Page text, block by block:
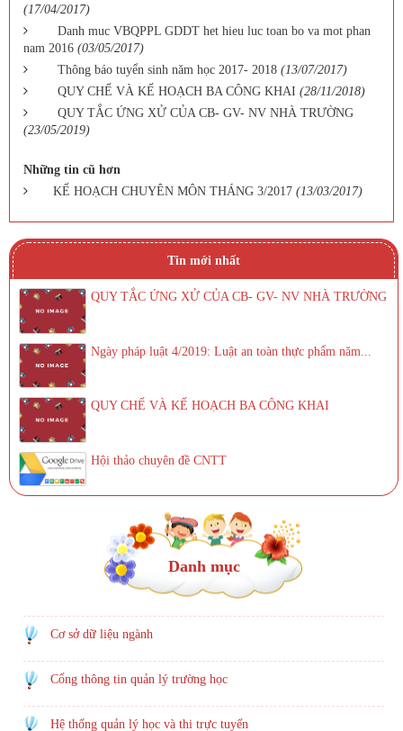
(17/04/2017)
Danh muc VBQPPL GDDT het hieu luc toan bo va mot phan
nam 2016 (03/05/2017)
Thông báo tuyển sinh năm học 2017- 2018 (13/07/2017)
QUY CHẾ VÀ KẾ HOẠCH BA CÔNG KHAI (28/11/2018)
QUY TẮC ỨNG XỬ CỦA CB- GV- NV NHÀ TRƯỜNG
(23/05/2019)
Những tin cũ hơn
KẾ HOẠCH CHUYÊN MÔN THÁNG 3/2017 (13/03/2017)
Tin mới nhất
QUY TẮC ỨNG XỬ CỦA CB- GV- NV NHÀ TRƯỜNG
Ngày pháp luật 4/2019: Luật an toàn thực phẩm năm...
QUY CHẾ VÀ KẾ HOẠCH BA CÔNG KHAI
Hội thảo chuyên đề CNTT
Danh mục
Cơ sở dữ liệu ngành
Cổng thông tin quản lý trường học
Hệ thống quản lý học và thi trực tuyến